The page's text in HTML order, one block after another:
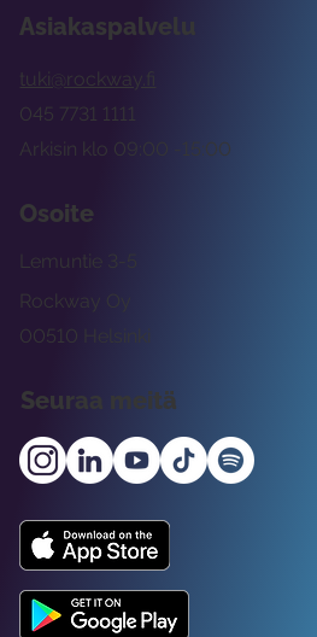
Asiakaspalvelu
tuki@rockway.fi
Arkisin klo 09:00 -15:00
045 7731 1111
Osoite
Rockway Oy
Lemuntie 3-5
00510 Helsinki
Seuraa meitä